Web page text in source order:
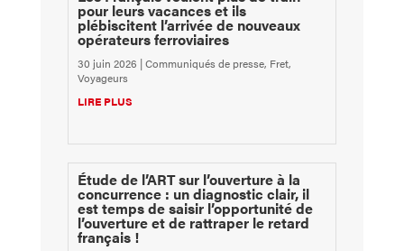
pour leurs vacances et ils
plébiscitent l’arrivée de nouveaux
opérateurs ferroviaires
30 juin 2026 |Communiqués de presse, Fret,
Voyageurs
LIRE PLUS
Étude de l’ART sur l’ouverture à la
concurrence : un diagnostic clair, il
est temps de saisir l’opportunité de
l’ouverture et de rattraper le retard
français !